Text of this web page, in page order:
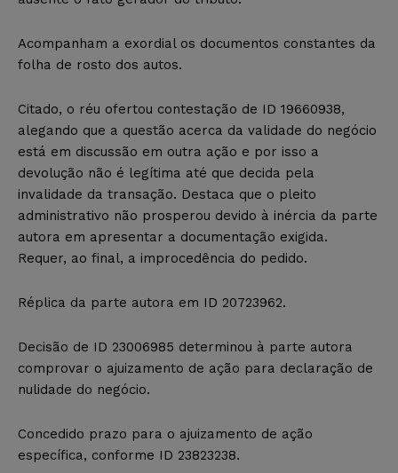
Acompanham a exordial os documentos constantes da
folha de rosto dos autos.
Citado, o réu ofertou contestação de ID 19660938,
alegando que a questão acerca da validade do negócio
está em discussão em outra ação e por isso a
devolução não é legítima até que decida pela
invalidade da transação. Destaca que o pleito
administrativo não prosperou devido à inércia da parte
autora em apresentar a documentação exigida.
Requer, ao final, a improcedência do pedido.
Réplica da parte autora em ID 20723962.
Decisão de ID 23006985 determinou à parte autora
comprovar o ajuizamento de ação para declaração de
nulidade do negócio.
Concedido prazo para o ajuizamento de ação
específica, conforme ID 23823238.